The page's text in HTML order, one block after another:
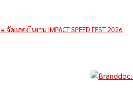
ดแสดงในงาน IMPACT SPEED FEST 2026